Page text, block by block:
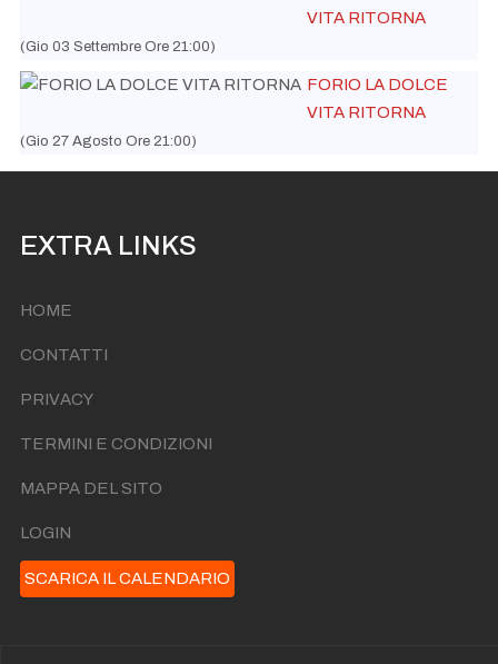
VITA RITORNA
(Gio 03 Settembre Ore 21:00)
FORIO LA DOLCE
VITA RITORNA
(Gio 27 Agosto Ore 21:00)
EXTRA LINKS
HOME
CONTATTI
PRIVACY
TERMINI E CONDIZIONI
MAPPA DEL SITO
LOGIN
SCARICA IL CALENDARIO